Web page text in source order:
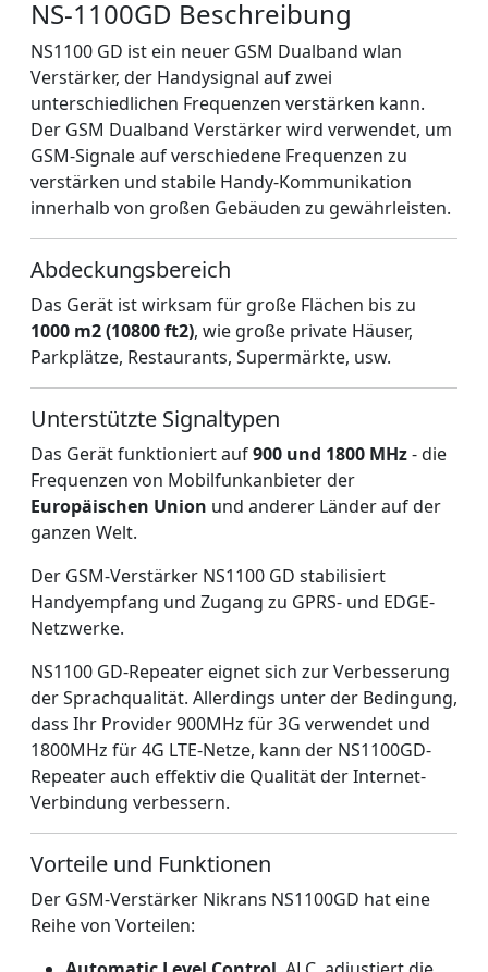
NS-1100GD Beschreibung
NS1100 GD ist ein neuer GSM Dualband wlan
Verstärker, der Handysignal auf zwei
unterschiedlichen Frequenzen verstärken kann.
Der GSM Dualband Verstärker wird verwendet, um
GSM-Signale auf verschiedene Frequenzen zu
verstärken und stabile Handy-Kommunikation
innerhalb von großen Gebäuden zu gewährleisten.
Abdeckungsbereich
Das Gerät ist wirksam für große Flächen bis zu
1000 m2 (10800 ft2), wie große private Häuser,
Parkplätze, Restaurants, Supermärkte, usw.
Unterstützte Signaltypen
Das Gerät funktioniert auf900 und 1800 MHz- die
Frequenzen von Mobilfunkanbieter der
Europäischen Union und anderer Länder auf der
ganzen Welt.
Der GSM-Verstärker NS1100 GD stabilisiert
Handyempfang und Zugang zu GPRS- und EDGE-
Netzwerke.
NS1100 GD-Repeater eignet sich zur Verbesserung
der Sprachqualität. Allerdings unter der Bedingung,
dass Ihr Provider 900MHz für 3G verwendet und
1800MHz für 4G LTE-Netze, kann der NS1100GD-
Repeater auch effektiv die Qualität der Internet-
Verbindung verbessern.
Vorteile und Funktionen
Der GSM-Verstärker Nikrans NS1100GD hat eine
Reihe von Vorteilen: